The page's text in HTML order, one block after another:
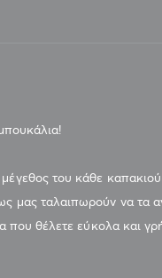
του κάθε καπακιού
μας ταλαιπωρούν να τα
που θέλετε εύκολα και